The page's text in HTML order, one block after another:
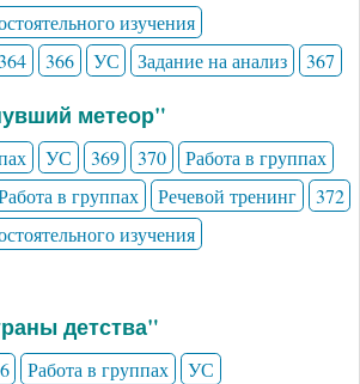
изучения
366 УС Задание на анализ 367
метеор"
УС 369 370
Работа в группах
в группах Речевой тренинг
372
изучения
детства"
Работа в группах
УС